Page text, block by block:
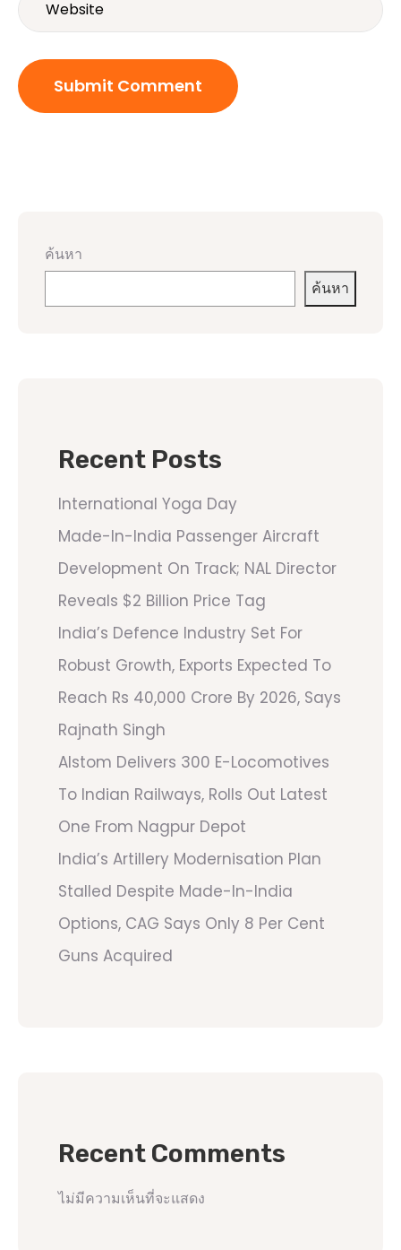
ค้นหา
ค้นหา
Recent Posts
International Yoga Day
Made-In-India Passenger Aircraft
Development On Track; NAL Director
Reveals $2 Billion Price Tag
India’s Defence Industry Set For
Robust Growth, Exports Expected To
Reach Rs 40,000 Crore By 2026, Says
Rajnath Singh
Alstom Delivers 300 E-Locomotives
To Indian Railways, Rolls Out Latest
One From Nagpur Depot
India’s Artillery Modernisation Plan
Stalled Despite Made-In-India
Options, CAG Says Only 8 Per Cent
Guns Acquired
Recent Comments
ไม่มีความเห็นที่จะแสดง